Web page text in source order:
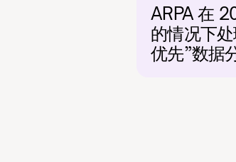
ARPA 在
的情况下
优先”数据